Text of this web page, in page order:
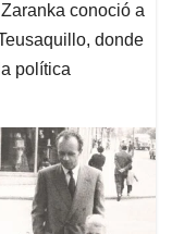
conoció a
donde
política